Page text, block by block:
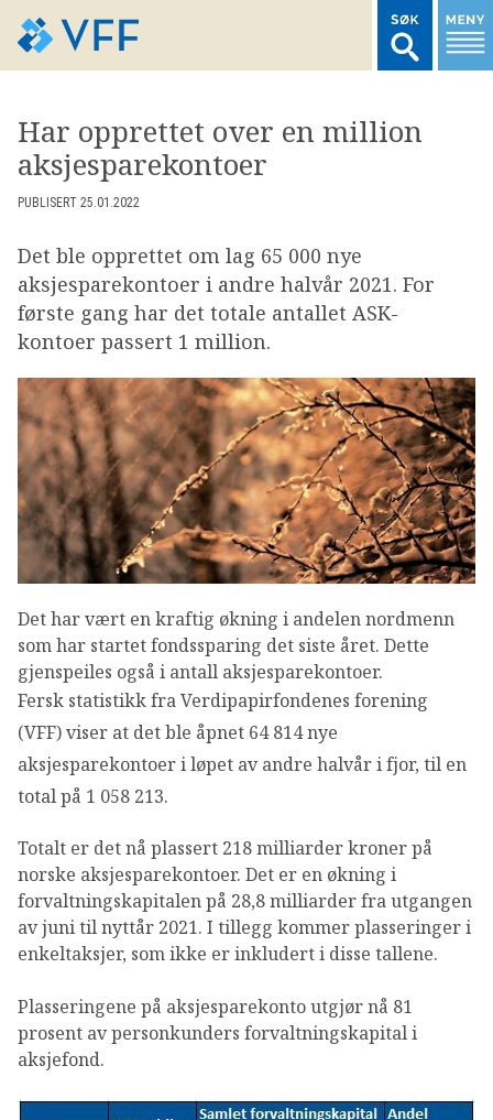
LOGG INN MEDLEMSNETT
MARKEDSSTATISTIKK
FONDSDATA
BRANSJENORMER
AKTUELT
OM VFF
DEN LILLE FONDSHÅNDBOKEN
IN ENGLISH
Har opprettet over en million
aksjesparekontoer
PUBLISERT 25.01.2022
Det ble opprettet om lag 65 000 nye
aksjesparekontoer i andre halvår 2021. For
første gang har det totale antallet ASK-
kontoer passert 1 million.
Det har vært en kraftig økning i andelen nordmenn
som har startet fondssparing det siste året. Dette
gjenspeiles også i antall aksjesparekontoer.
Fersk statistikk fra Verdipapirfondenes forening
(VFF) viser at det ble åpnet 64 814 nye
aksjesparekontoer i løpet av andre halvår i fjor, til en
total på 1 058 213.
Totalt er det nå plassert 218 milliarder kroner på
norske aksjesparekontoer. Det er en økning i
forvaltningskapitalen på 28,8 milliarder fra utgangen
av juni til nyttår 2021. I tillegg kommer plasseringer i
enkeltaksjer, som ikke er inkludert i disse tallene.
Plasseringene på aksjesparekonto utgjør nå 81
prosent av personkunders forvaltningskapital i
aksjefond.